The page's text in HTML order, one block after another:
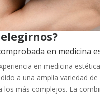
elegirnos?
en medicina
en medicina
a una amplia variedad
los más complejos. La